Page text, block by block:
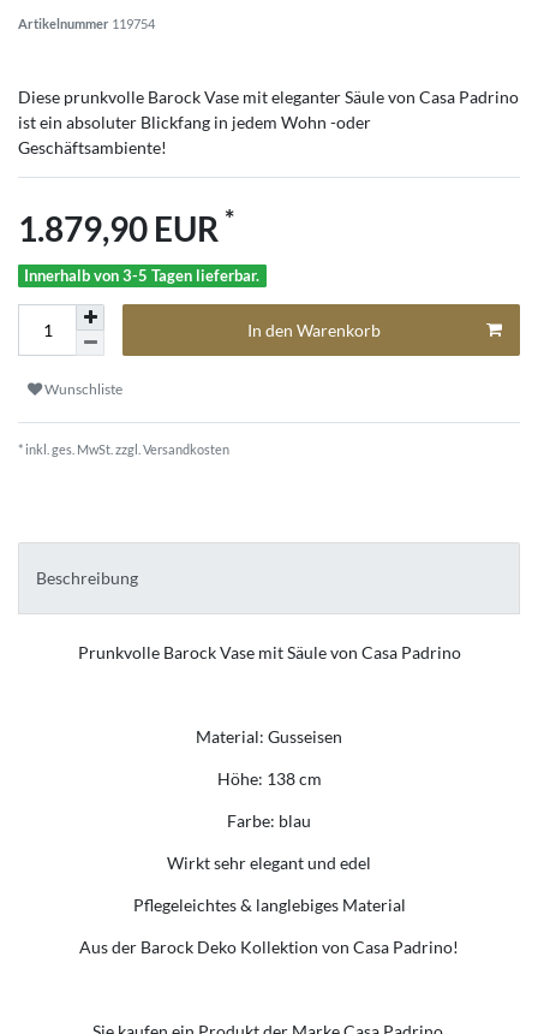
Artikelnummer 119754
Diese prunkvolle Barock Vase mit eleganter Säule von Casa Padrino
ist ein absoluter Blickfang in jedem Wohn -oder
Geschäftsambiente!
1.879,90 EUR *
Innerhalb von 3-5 Tagen lieferbar.
In den Warenkorb
Wunschliste
* inkl. ges. MwSt. zzgl. Versandkosten
Beschreibung
Prunkvolle Barock Vase mit Säule von Casa Padrino
Material: Gusseisen
Höhe: 138 cm
Farbe: blau
Wirkt sehr elegant und edel
Pflegeleichtes & langlebiges Material
Aus der Barock Deko Kollektion von Casa Padrino!